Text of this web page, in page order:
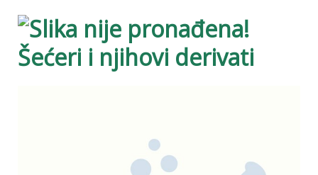
Šećeri i njihovi derivati